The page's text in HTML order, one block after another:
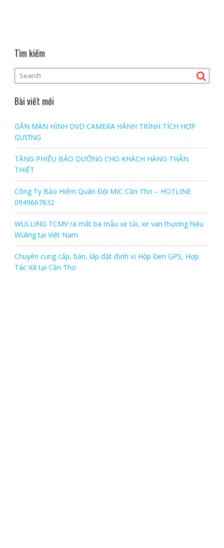
Tìm kiếm
Bài viết mới
GẮN MÀN HÌNH DVD CAMERA HÀNH TRÌNH TÍCH HỢP
GƯƠNG
TẶNG PHIẾU BẢO DƯỠNG CHO KHÁCH HÀNG THÂN
THIẾT
Công Ty Bảo Hiểm Quân Đội MIC Cần Thơ – HOTLINE
0949667632
WULLING TCMV ra mắt ba mẫu xe tải, xe van thương hiệu
Wuling tại Việt Nam
Chuyên cung cấp, bán, lắp đặt định vị Hộp Đen GPS, Hợp
Tác Xã tại Cần Thơ